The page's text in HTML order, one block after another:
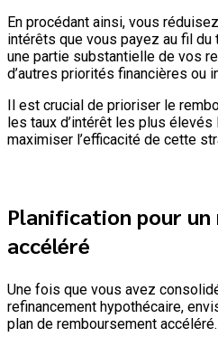
En procédant ainsi, vous
intérêts que vous payez au fil
une partie substantielle de vos
d’autres priorités financières ou
Il est crucial de prioriser le
les taux d’intérêt les plus
maximiser l’efficacité de cette
Planification pour
accéléré
Une fois que vous avez
refinancement hypothécaire,
plan de remboursement accéléré.